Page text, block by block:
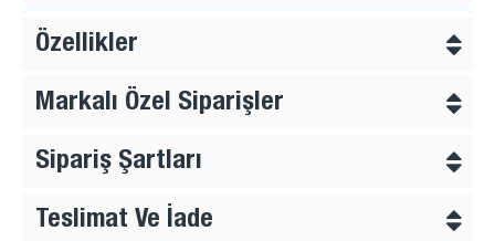
Özellikler
Markalı Özel Siparişler
Sipariş Şartları
Teslimat Ve İade